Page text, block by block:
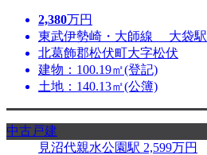
2,380万円
東武伊勢崎・大師線 大袋駅
北葛飾郡松伏町大字松伏
建物：100.19㎡(登記)
土地：140.13㎡(公簿)
中古戸建
見沼代親水公園駅 2,599万円